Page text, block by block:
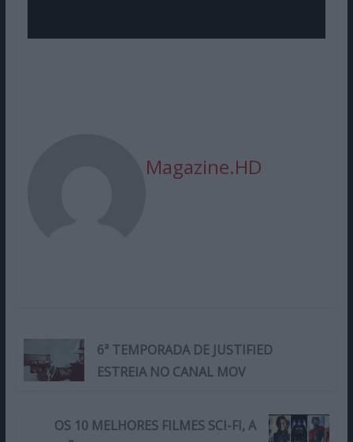
Magazine.HD
6ª TEMPORADA DE JUSTIFIED
ESTREIA NO CANAL MOV
OS 10 MELHORES FILMES SCI-FI, A